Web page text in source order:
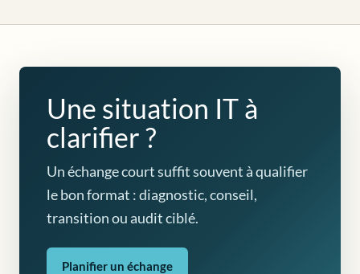
Une situation IT à
clarifier ?
Un échange court suffit souvent à qualifier
le bon format : diagnostic, conseil,
transition ou audit ciblé.
Planifier un échange